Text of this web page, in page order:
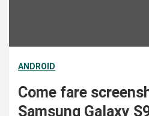
ANDROID
Come fare
Samsung Galaxy